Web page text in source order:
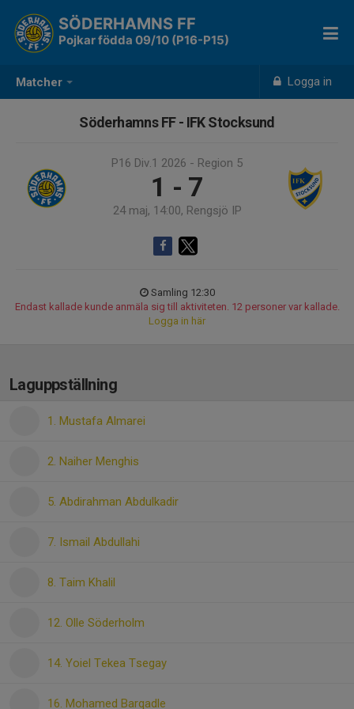
Matcher Logga in
SÖDERHAMNS FF
Pojkar födda 09/10 (P16-P15)
Söderhamns FF - IFK Stocksund
P16 Div.1 2026 - Region 5
1 - 7
24 maj, 14:00, Rengsjö IP
Samling 12:30
Endast kallade kunde anmäla sig till aktiviteten. 12 personer var kallade.
Logga in här
Laguppställning
1. Mustafa Almarei
2. Naiher Menghis
5. Abdirahman Abdulkadir
7. Ismail Abdullahi
8. Taim Khalil
12. Olle Söderholm
14. Yoiel Tekea Tsegay
16. Mohamed Barqadle